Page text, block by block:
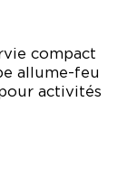
compact
allume-feu
activités